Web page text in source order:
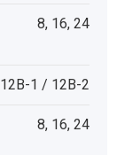
8, 16, 24
12B-1 / 12В-2
8, 16, 24